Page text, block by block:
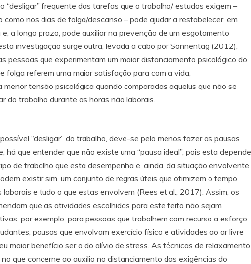
“desligar” frequente das tarefas que o trabalho/ estudos exigem –
nos dias de folga/descanso – pode ajudar a restabelecer, em
a longo prazo, pode auxiliar na prevenção de um esgotamento
investigação surge outra, levada a cabo por Sonnentag (2012),
pessoas que experimentam um maior distanciamento psicológico do
folga referem uma maior satisfação para com a vida,
menor tensão psicológica quando comparadas aquelus que não se
do trabalho durante as horas não laborais.
“desligar” do trabalho, deve-se pelo menos fazer as pausas
há que entender que não existe uma “pausa ideal”, pois esta depende
de trabalho que esta desempenha e, ainda, da situação envolvente
existir sim, um conjunto de regras úteis que otimizem o tempo
e tudo o que estas envolvem (Rees et al., 2017). Assim, os
que as atividades escolhidas para este feito não sejam
por exemplo, para pessoas que trabalhem com recurso a esforço
pausas que envolvam exercício físico e atividades ao ar livre
maior benefício ser o do alívio de stress. As técnicas de relaxamento
que concerne ao auxílio no distanciamento das exigências do